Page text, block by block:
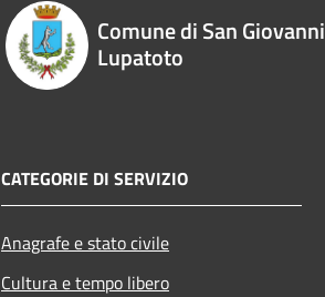
Comune di San Giovanni
Lupatoto
CATEGORIE DI SERVIZIO
Anagrafe e stato civile
Cultura e tempo libero